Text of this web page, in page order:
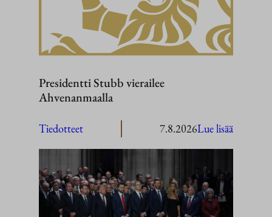
Presidentti Stubb vierailee
Ahvenanmaalla
Tiedotteet 7.8.2026Lue lisää
vierailee